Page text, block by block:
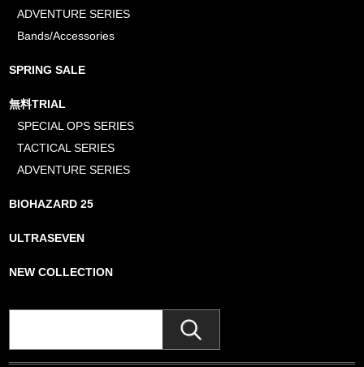
ADVENTURE SERIES
Bands/Accessories
SPRING SALE
無料TRIAL
SPECIAL OPS SERIES
TACTICAL SERIES
ADVENTURE SERIES
BIOHAZARD 25
ULTRASEVEN
NEW COLLECTION